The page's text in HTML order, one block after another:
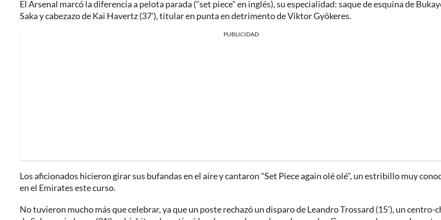
El Arsenal marcó la diferencia a pelota parada ("set piece" en inglés), su especialidad: saque de esquina de
Saka y cabezazo de Kai Havertz (37'), titular en punta en detrimento de Viktor Gyökeres.
PUBLICIDAD
Los aficionados hicieron girar sus bufandas en el aire y cantaron "Set Piece again olé olé", un estribillo muy
en el Emirates este curso.
No tuvieron mucho más que celebrar, ya que un poste rechazó un disparo de Leandro Trossard (15'), un centro-